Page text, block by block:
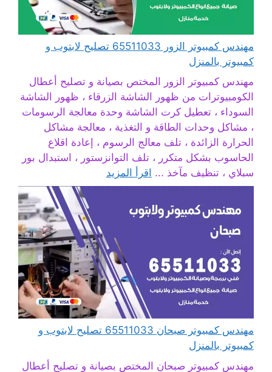
مهندس كمبيوتر الزور 65511033 تصليح لابتوب و
كمبيوتر بالمنزل
مهندس كمبيوتر الزور المختص بصيانة و تصليح أعطال
الكومبيوترات من ظهور الشاشة الزرقاء ، ظهور الشاشة
السوداء ، تعطيل كرت الشاشة وحدة معالجة الرسومات
، مشاكل وحدات الطاقة و التغذية ، معالجة مشاكل
الحرارة الزائدة ، تلف معالج الرسوم ، إعادة اقلاع
الحاسوب بشكل متكرر ، تلف التوانزستور ، استبدال بور
سبلاي ، تنظيف مآخذ ... اقرأ المزيد
مهندس كمبيوتر صبحان 65511033 تصليح لابتوب و
كمبيوتر بالمنزل
مهندس كمبيوتر صبحان المختص بصيانة و تصليح أعطال